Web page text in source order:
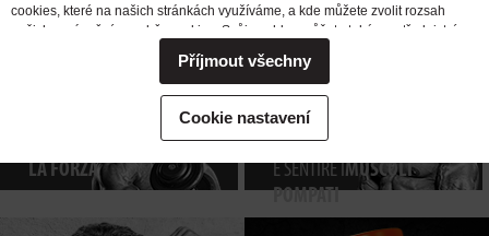
LA MASSA
SBARAZZARMI
DEL GRASSO
LA FORZA
VOGLIO
DURANTE L’ALLENAMENTO
E SENTIRE IMUSCOLI
POMPATI
cookies, které na našich stránkách využíváme, a kde můžete zvolit rozsah
našich oprávnění pro sběr cookies. Svůj souhlas můžete také prostřednictvím
potřebovali ohledně výkonu vašich práv v souvislosti se zpracováním cookies
kontaktovat, obraťte se prosím na e-mailovou adresu extrifit@extrifit.com.
Podrobné informace k souborům cookies a více o tom, kdo jsme a jak
zpracováváme vaše osobní údaje můžete najít v naší
Cookie nastavení
Příjmout všechny